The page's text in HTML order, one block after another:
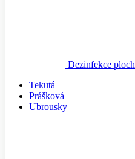
Dezinfekce ploch
Tekutá
Prášková
Ubrousky